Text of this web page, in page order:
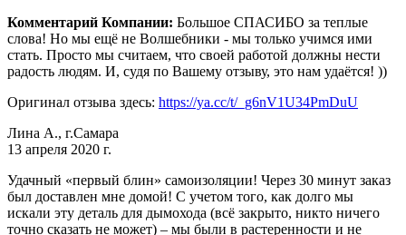
Комментарий Компании: Большое СПАСИБО за теплые
слова! Но мы ещё не Волшебники - мы только учимся ими
стать. Просто мы считаем, что своей работой должны нести
радость людям. И, судя по Вашему отзыву, это нам удаётся! ))
Оригинал отзыва здесь: https://ya.cc/t/_g6nV1U34PmDuU
Лина А., г.Самара
13 апреля 2020 г.
Удачный «первый блин» самоизоляции! Через 30 минут заказ
был доставлен мне домой! С учетом того, как долго мы
искали эту деталь для дымохода (всё закрыто, никто ничего
точно сказать не может) – мы были в растеренности и не